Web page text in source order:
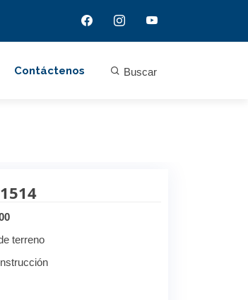
Contáctenos Buscar
terreno